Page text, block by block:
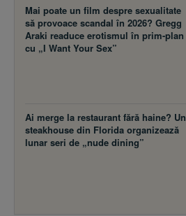
Mai poate un film despre sexualitate
să provoace scandal în 2026? Gregg
Araki readuce erotismul în prim-plan
cu „I Want Your Sex”
Ai merge la restaurant fără haine? Un
steakhouse din Florida organizează
lunar seri de „nude dining”